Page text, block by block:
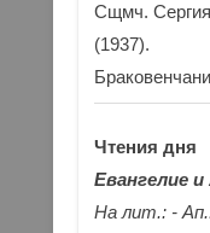
Сщмч. Сергия
(1937).
Чтения дня
Евангелие
На лит.: -